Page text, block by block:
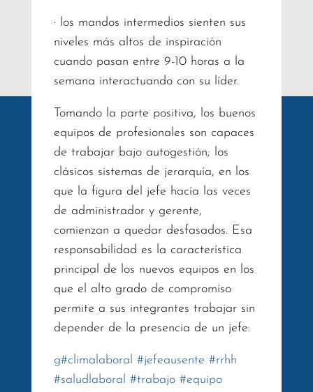
· los mandos intermedios sienten sus
niveles más altos de inspiración
cuando pasan entre 9-10 horas a la
semana interactuando con su líder.
Tomando la parte positiva, los buenos
equipos de profesionales son capaces
de trabajar bajo autogestión; los
clásicos sistemas de jerarquía, en los
que la figura del jefe hacía las veces
de administrador y gerente,
comienzan a quedar desfasados. Esa
responsabilidad es la característica
principal de los nuevos equipos en los
que el alto grado de compromiso
permite a sus integrantes trabajar sin
depender de la presencia de un jefe.
g#climalaboral #jefeausente #rrhh
#saludlaboral #trabajo #equipo